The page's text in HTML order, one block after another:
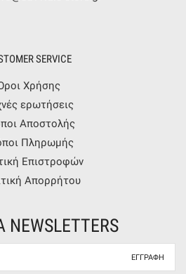
SERVICE
Χρήσης
ερωτήσεις
Αποστολής
Πληρωμής
Επιστροφών
Απορρήτου